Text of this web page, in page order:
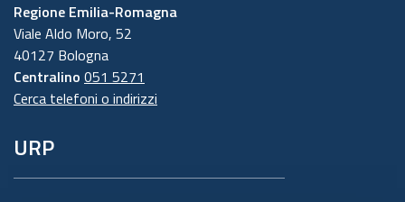
Regione Emilia-Romagna
Viale Aldo Moro, 52
40127 Bologna
Centralino 051 5271
Cerca telefoni o indirizzi
URP